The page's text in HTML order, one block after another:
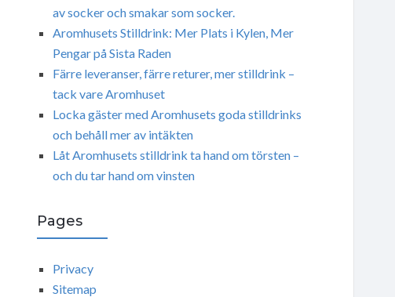
av socker och smakar som socker.
Aromhusets Stilldrink: Mer Plats i Kylen, Mer
Pengar på Sista Raden
Färre leveranser, färre returer, mer stilldrink –
tack vare Aromhuset
Locka gäster med Aromhusets goda stilldrinks
och behåll mer av intäkten
Låt Aromhusets stilldrink ta hand om törsten –
och du tar hand om vinsten
Pages
Privacy
Sitemap